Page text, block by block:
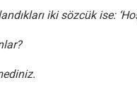
iki sözcük ise: